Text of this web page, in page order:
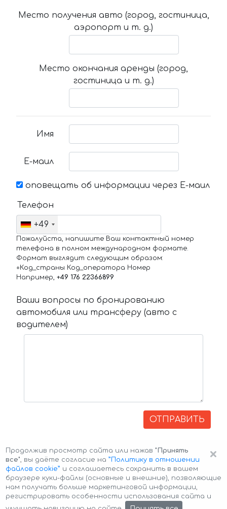
Место получения авто (город, гостиница,
аэропорт и т. д.)
Место окончания аренды (город,
гостиница и т. д.)
Имя
Е-маил
оповещать об информации через Е-маил
Телефон
+49
Пожалуйста, напишите Ваш контактный номер
телефона в полном международном формате.
Формат выглядит следующим образом:
+Код_страны Код_оператора Номер
Например, +49 176 22366899
Ваши вопросы по бронированию
автомобиля или трансферу (авто с
водителем)
ОТПРАВИТЬ
Авторские права © 2026 Авто-Аренда Cookie Policy
×
Продолжив просмотр сайта или нажав "Принять
все", вы даёте согласие на ”Политику в отношении
файлов cookie” и соглашаетесь сохранить в вашем
браузере куки-файлы (основные и внешние), позволяющие
нам получать больше маркетинговой информации,
регистрировать особенности использования сайта и